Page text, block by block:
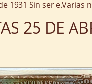
1931 Sin serie.Varias
25 DE